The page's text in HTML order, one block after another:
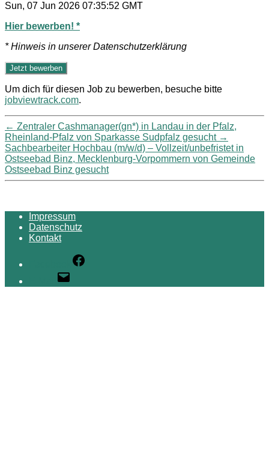
Sun, 07 Jun 2026 07:35:52 GMT
Hier bewerben! *
* Hinweis in unserer Datenschutzerklärung
Um dich für diesen Job zu bewerben, besuche bitte
jobviewtrack.com.
← Zentraler Cashmanager(gn*) in Landau in der Pfalz,
Rheinland-Pfalz von Sparkasse Sudpfalz gesucht →
Sachbearbeiter Hochbau (m/w/d) – Vollzeit/unbefristet in
Ostseebad Binz, Mecklenburg-Vorpommern von Gemeinde
Ostseebad Binz gesucht
Impressum
Datenschutz
Kontakt